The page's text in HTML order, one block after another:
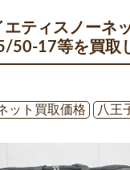
エティスノーネ
17等を買取
ット買取価格
八王